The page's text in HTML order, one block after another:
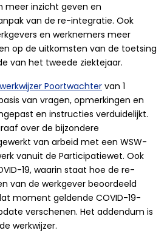
meer inzicht geven en
van de re-integratie. Ook
en werknemers meer
op de uitkomsten van de toetsing
van het tweede ziektejaar.
werkwijzer Poortwachter van 1
van vragen, opmerkingen en
en instructies verduidelijkt.
over de bijzondere
van arbeid met een WSW-
vanuit de Participatiewet. Ook
19, waarin staat hoe de re-
van de werkgever beoordeeld
moment geldende COVID-19-
verschenen. Het addendum is
werkwijzer.